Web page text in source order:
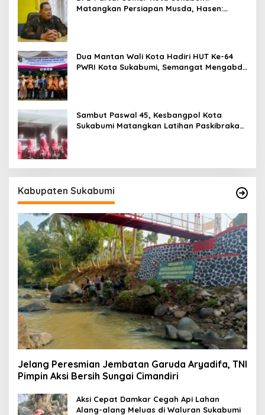
Matangkan Persiapan Musda, Hasen:
Dua Mantan Wali Kota Hadiri HUT Ke-64
PWRI Kota Sukabumi, Semangat Mengabdi
Sambut Paswal 45, Kesbangpol Kota
Sukabumi Matangkan Latihan Paskibraka
Kabupaten Sukabumi
Jelang Peresmian Jembatan Garuda Aryadifa, TNI
Pimpin Aksi Bersih Sungai Cimandiri
Aksi Cepat Damkar Cegah Api Lahan
Alang-alang Meluas di Waluran Sukabumi